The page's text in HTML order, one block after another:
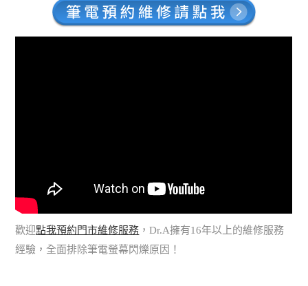
歡迎點我預約門市維修服務 ，Dr.A擁有16年以上的維修服務
經驗，全面排除筆電螢幕閃爍原因！